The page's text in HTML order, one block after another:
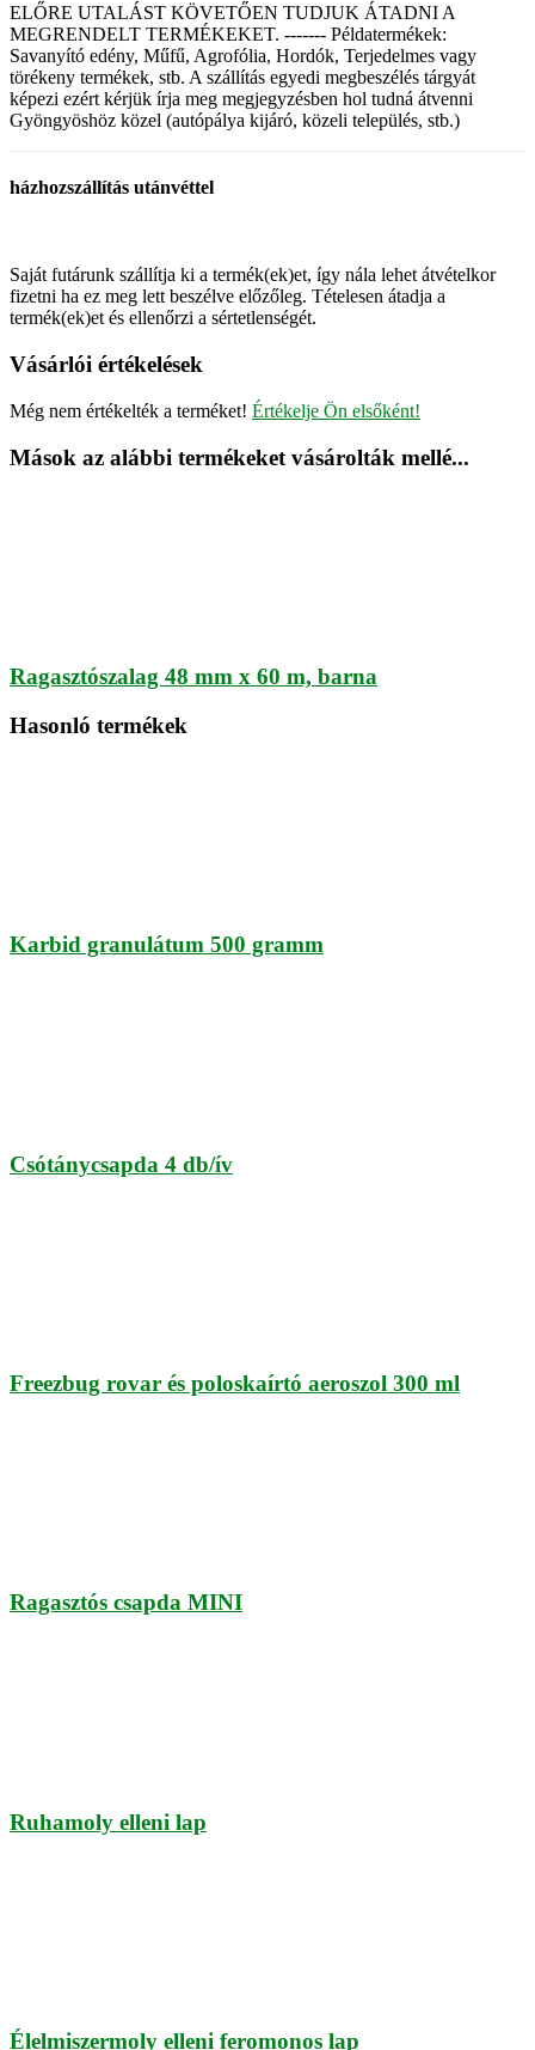
ELŐRE UTALÁST KÖVETŐEN TUDJUK ÁTADNI A
MEGRENDELT TERMÉKEKET. ------- Példatermékek:
Savanyító edény, Műfű, Agrofólia, Hordók, Terjedelmes vagy
törékeny termékek, stb. A szállítás egyedi megbeszélés tárgyát
képezi ezért kérjük írja meg megjegyzésben hol tudná átvenni
Gyöngyöshöz közel (autópálya kijáró, közeli település, stb.)
házhozszállítás utánvéttel
Saját futárunk szállítja ki a termék(ek)et, így nála lehet átvételkor
fizetni ha ez meg lett beszélve előzőleg. Tételesen átadja a
termék(ek)et és ellenőrzi a sértetlenségét.
Vásárlói értékelések
Még nem értékelték a terméket! Értékelje Ön elsőként!
Mások az alábbi termékeket vásárolták mellé...
Ragasztószalag 48 mm x 60 m, barna
Hasonló termékek
Karbid granulátum 500 gramm
Csótánycsapda 4 db/ív
Freezbug rovar és poloskaírtó aeroszol 300 ml
Ragasztós csapda MINI
Ruhamoly elleni lap
Élelmiszermoly elleni feromonos lap